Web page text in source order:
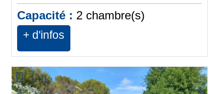
Capacité : 2 chambre(s)
+ d'infos